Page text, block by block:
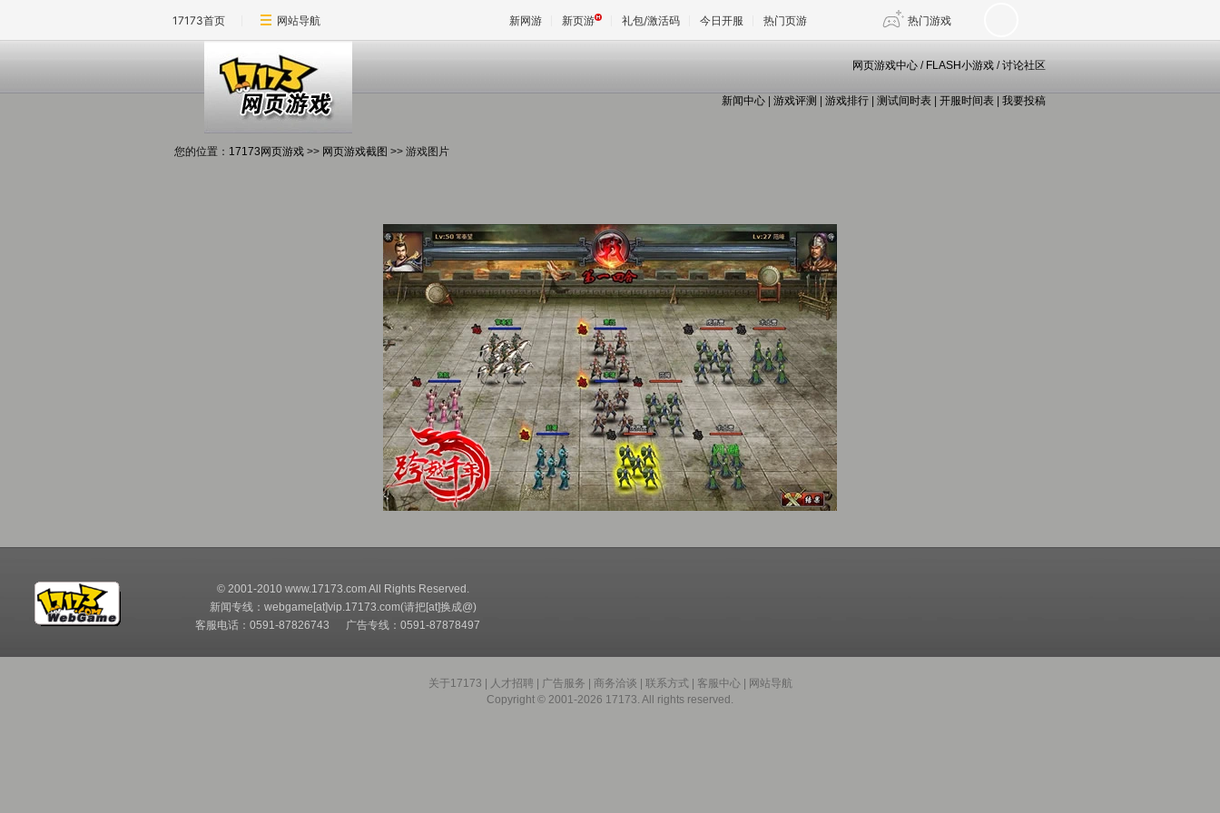
17173首页 网站导航 新网游 新页游 礼包/激活码 今日开服 热门页游 热门游戏
魔兽 DNF 传奇4
王权与自由
网页游戏中心 / FLASH小游戏 /讨论社区
新闻中心 游戏评测 游戏排行 测试间时表 开服时间表 我要投稿
您的位置： 17173网页游戏 >> 网页游戏截图 >> 游戏图片
© 2001-2010 www.17173.com All Rights Reserved.
新闻专线：webgame[at]vip.17173.com(请把[at]换成@)
客服电话：0591-87826743 广告专线：0591-87878497
关于17173 人才招聘 广告服务 商务洽谈 联系方式| 客服中心|
网站导航
Copyright © 2001-2026 17173. All rights reserved.